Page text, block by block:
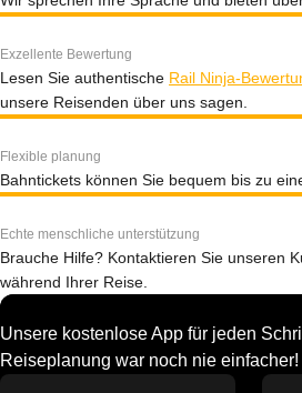
Exzellente Bewertung
Lesen Sie authentische Rail Ninja-
unsere Reisenden über uns sagen.
Flexible planung
Bahntickets können Sie bequem bis zu
Echte menschliche unterstützung
Brauche Hilfe? Kontaktieren Sie unseren
während Ihrer Reise.
Unsere kostenlose App für jeden
Reiseplanung war noch nie einfacher!